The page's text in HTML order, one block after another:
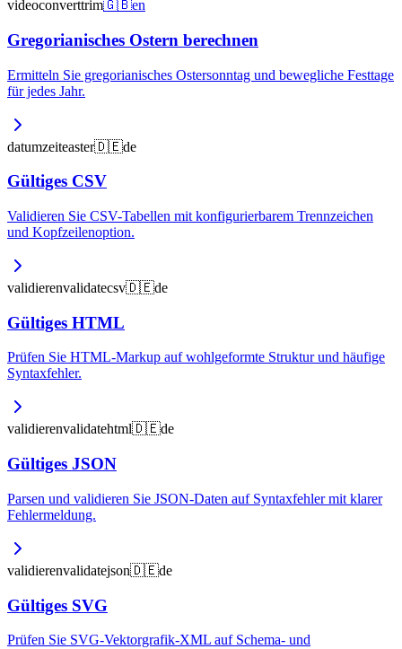
videoconverttrim🇬🇧en
Gregorianisches Ostern berechnen
Ermitteln Sie gregorianisches Ostersonntag und bewegliche Festtage
für jedes Jahr.
datumzeiteaster🇩🇪de
Gültiges CSV
Validieren Sie CSV-Tabellen mit konfigurierbarem Trennzeichen
und Kopfzeilenoption.
validierenvalidatecsv🇩🇪de
Gültiges HTML
Prüfen Sie HTML-Markup auf wohlgeformte Struktur und häufige
Syntaxfehler.
validierenvalidatehtml🇩🇪de
Gültiges JSON
Parsen und validieren Sie JSON-Daten auf Syntaxfehler mit klarer
Fehlermeldung.
validierenvalidatejson🇩🇪de
Gültiges SVG
Prüfen Sie SVG-Vektorgrafik-XML auf Schema- und